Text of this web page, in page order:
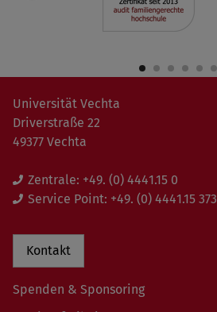
Universität Vechta
Driverstraße 22
49377 Vechta
Zentrale: +49. (0) 4441.15 0
Service Point: +49. (0) 4441.15 373
Kontakt
Spenden & Sponsoring